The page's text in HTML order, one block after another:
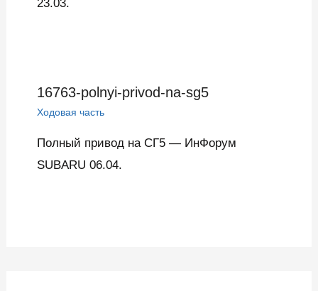
23.03.
16763-polnyi-privod-na-sg5
Ходовая часть
Полный привод на СГ5 — ИнФорум
SUBARU 06.04.